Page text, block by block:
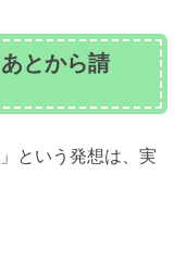
とから請
」という発想は、実